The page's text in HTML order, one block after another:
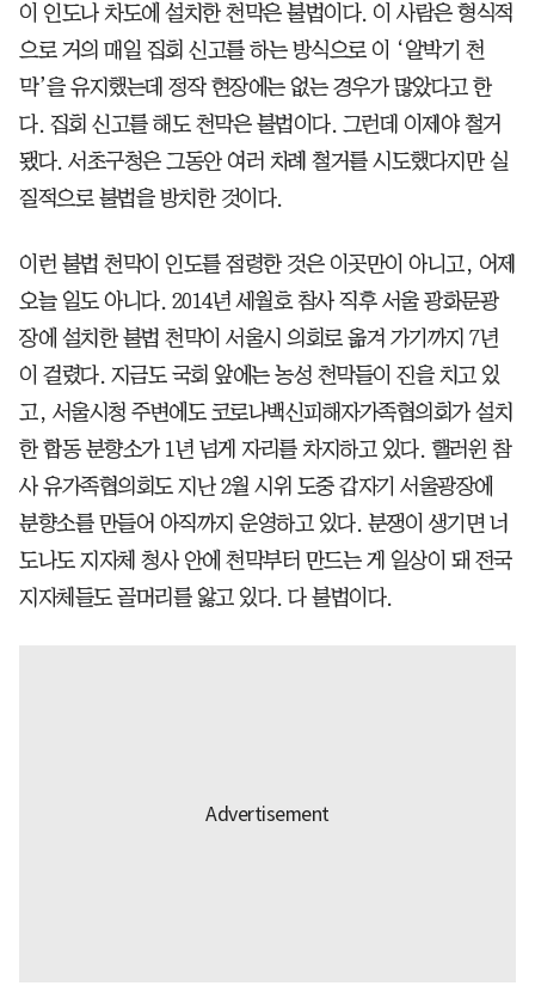
이 인도나 차도에 설치한 천막은 불법이다. 이 사람은 형식적
으로 거의 매일 집회 신고를 하는 방식으로 이 ‘알박기 천
막’을 유지했는데 정작 현장에는 없는 경우가 많았다고 한
다. 집회 신고를 해도 천막은 불법이다. 그런데 이제야 철거
됐다. 서초구청은 그동안 여러 차례 철거를 시도했다지만 실
질적으로 불법을 방치한 것이다.
이런 불법 천막이 인도를 점령한 것은 이곳만이 아니고, 어제
오늘 일도 아니다. 2014년 세월호 참사 직후 서울 광화문광
장에 설치한 불법 천막이 서울시 의회로 옮겨 가기까지 7년
이 걸렸다. 지금도 국회 앞에는 농성 천막들이 진을 치고 있
고, 서울시청 주변에도 코로나백신피해자가족협의회가 설치
한 합동 분향소가 1년 넘게 자리를 차지하고 있다. 핼러윈 참
사 유가족협의회도 지난 2월 시위 도중 갑자기 서울광장에
분향소를 만들어 아직까지 운영하고 있다. 분쟁이 생기면 너
도나도 지자체 청사 안에 천막부터 만드는 게 일상이 돼 전국
지자체들도 골머리를 앓고 있다. 다 불법이다.